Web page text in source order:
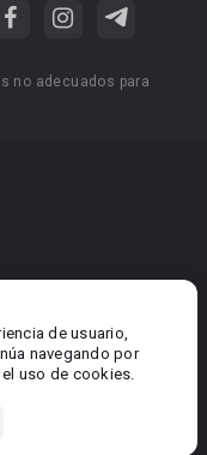
de usuario,
navegando por
uso de cookies.
no adecuados para